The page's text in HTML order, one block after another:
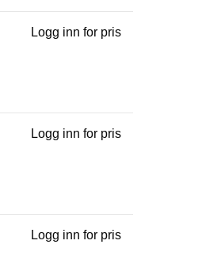
Logg inn for pris
Logg inn for pris
Logg inn for pris